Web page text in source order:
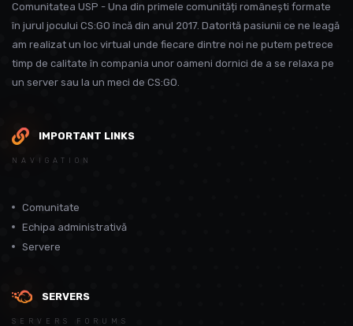
Comunitatea USP - Una din primele comunități românești formate
în jurul jocului CS:GO încă din anul 2017. Datorită pasiunii ce ne leagă
am realizat un loc virtual unde fiecare dintre noi ne putem petrece
timp de calitate în compania unor oameni dornici de a se relaxa pe
un server sau la un meci de CS:GO.
IMPORTANT LINKS
NAVIGATION
Comunitate
Echipa administrativă
Servere
SERVERS
SERVERS FORUMS